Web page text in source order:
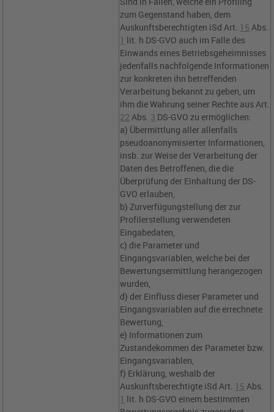
zum Gegenstand haben, dem
Auskunftsberechtigten iSdArt. 15 Abs.
1 lit. h DS-GVO auch im Falle des
Einwands eines Betriebsgeheimnisses
jedenfalls nachfolgende Informationen
zur konkreten ihn betreffenden
Verarbeitung bekannt zu geben, um
ihm die Wahrung seiner Rechte ausArt.
22 Abs. 3 DS-GVO zu ermöglichen:
a) Übermittlung aller allenfalls
pseudoanonymisierter Informationen,
insb. zur Weise der Verarbeitung der
Daten des Betroffenen, die die
Überprüfung der Einhaltung der DS-
GVO erlauben,
b) Zurverfügungstellung der zur
Profilerstellung verwendeten
Eingabedaten,
c) die Parameter und
Eingangsvariablen, welche bei der
Bewertungsermittlung herangezogen
wurden,
d) der Einfluss dieser Parameter und
Eingangsvariablen auf die errechnete
Bewertung,
e) Informationen zum
Zustandekommen der Parameter bzw.
Eingangsvariablen,
f) Erklärung, weshalb der
Auskunftsberechtigte iSdArt. 15 Abs.
1 lit. h DS-GVO einem bestimmten